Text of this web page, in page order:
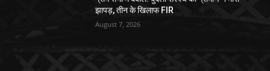
झापड़, तीन के खिलाफ FIR
August 7, 2026